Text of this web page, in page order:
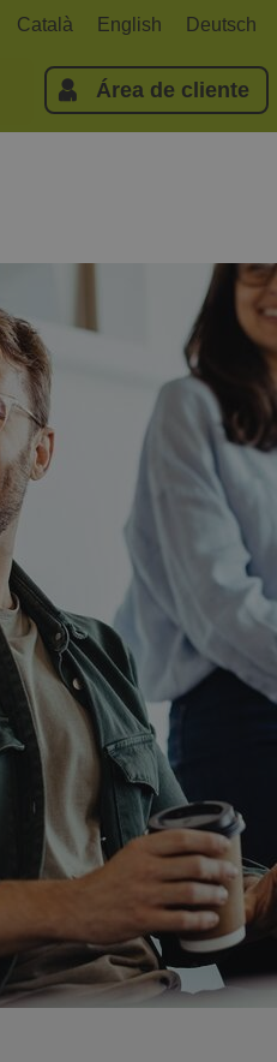
Català English Deutsch
Área de cliente